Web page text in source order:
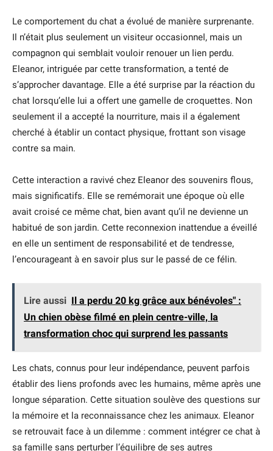
Le comportement du chat a évolué de manière surprenante.
Il n’était plus seulement un visiteur occasionnel, mais un
compagnon qui semblait vouloir renouer un lien perdu.
Eleanor, intriguée par cette transformation, a tenté de
s’approcher davantage. Elle a été surprise par la réaction du
chat lorsqu’elle lui a offert une gamelle de croquettes. Non
seulement il a accepté la nourriture, mais il a également
cherché à établir un contact physique, frottant son visage
contre sa main.
Cette interaction a ravivé chez Eleanor des souvenirs flous,
mais significatifs. Elle se remémorait une époque où elle
avait croisé ce même chat, bien avant qu’il ne devienne un
habitué de son jardin. Cette reconnexion inattendue a éveillé
en elle un sentiment de responsabilité et de tendresse,
l’encourageant à en savoir plus sur le passé de ce félin.
Lire aussi Il a perdu 20 kg grâce aux bénévoles" :
Un chien obèse filmé en plein centre-ville, la
transformation choc qui surprend les passants
Les chats, connus pour leur indépendance, peuvent parfois
établir des liens profonds avec les humains, même après une
longue séparation. Cette situation soulève des questions sur
la mémoire et la reconnaissance chez les animaux. Eleanor
se retrouvait face à un dilemme : comment intégrer ce chat à
sa famille sans perturber l’équilibre de ses autres